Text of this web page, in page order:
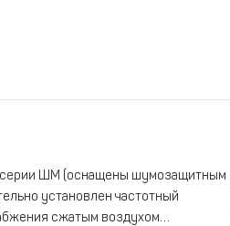
серии ШМ (оснащены шумозащитным
установлен частотный
сжатым воздухом